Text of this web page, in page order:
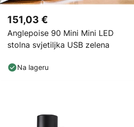
Anglepoise 90 Mini Mini LED
stolna svjetiljka USB zelena
151,03 €
Na lageru